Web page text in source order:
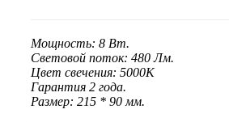
Мощность: 8 Вт.
Световой поток: 480 Лм.
Цвет свечения: 5000К
Гарантия 2 года.
Размер: 215 * 90 мм.